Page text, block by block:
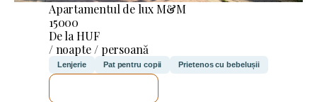
Apartamentul de lux M&M
15000
De la HUF
/ noapte / persoană
Lenjerie Pat pentru copii Prietenos cu bebelușii